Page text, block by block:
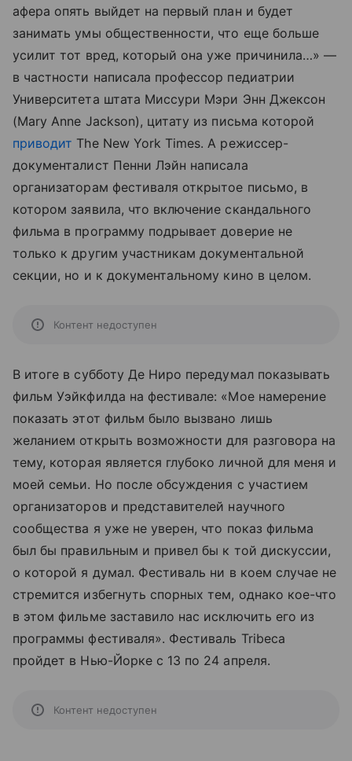
афера опять выйдет на первый план и будет
занимать умы общественности, что еще больше
усилит тот вред, который она уже причинила…» —
в частности написала профессор педиатрии
Университета штата Миссури Мэри Энн Джексон
(Mary Anne Jackson), цитату из письма которой
приводит The New York Times. А режиссер-
документалист Пенни Лэйн написала
организаторам фестиваля открытое письмо, в
котором заявила, что включение скандального
фильма в программу подрывает доверие не
только к другим участникам документальной
секции, но и к документальному кино в целом.
Контент недоступен
В итоге в субботу Де Ниро передумал показывать
фильм Уэйкфилда на фестивале: «Мое намерение
показать этот фильм было вызвано лишь
желанием открыть возможности для разговора на
тему, которая является глубоко личной для меня и
моей семьи. Но после обсуждения с участием
организаторов и представителей научного
сообщества я уже не уверен, что показ фильма
был бы правильным и привел бы к той дискуссии,
о которой я думал. Фестиваль ни в коем случае не
стремится избегнуть спорных тем, однако кое-что
в этом фильме заставило нас исключить его из
программы фестиваля». Фестиваль Tribeca
пройдет в Нью-Йорке с 13 по 24 апреля.
Контент недоступен